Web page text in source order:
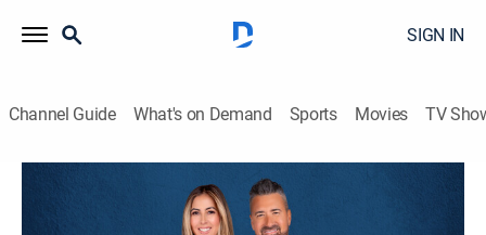
SIGN IN
Channel Guide What's on Demand Sports Movies TV
¡Siéntese quien pueda!
S4 E113 | ¡Siéntese quien pueda!